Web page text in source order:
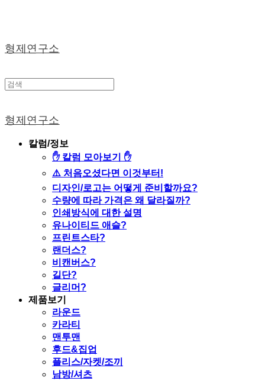
형제연구소
형제연구소
칼럼/정보
✋ 칼럼 모아보기 ✋
⚠️ 처음오셨다면 이것부터!
디자인/로고는 어떻게 준비할까요?
수량에 따라 가격은 왜 달라질까?
인쇄방식에 대한 설명
유나이티드 애슬?
프린트스타?
랜더스?
비캔버스?
길단?
글리머?
제품보기
라운드
카라티
맨투맨
후드&집업
플리스/자켓/조끼
남방/셔츠